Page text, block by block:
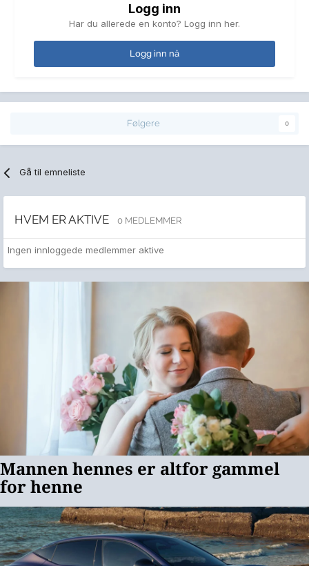
Logg inn
Har du allerede en konto? Logg inn her.
Logg inn nå
Følgere 0
Gå til emneliste
HVEM ER AKTIVE 0 MEDLEMMER
Ingen innloggede medlemmer aktive